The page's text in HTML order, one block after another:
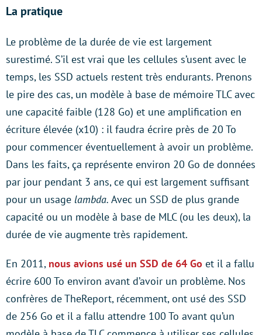
La pratique
Le problème de la durée de vie est largement
surestimé. S’il est vrai que les cellules s’usent avec le
temps, les SSD actuels restent très endurants. Prenons
le pire des cas, un modèle à base de mémoire TLC avec
une capacité faible (128 Go) et une amplification en
écriture élevée (x10) : il faudra écrire près de 20 To
pour commencer éventuellement à avoir un problème.
Dans les faits, ça représente environ 20 Go de données
par jour pendant 3 ans, ce qui est largement suffisant
pour un usage lambda. Avec un SSD de plus grande
capacité ou un modèle à base de MLC (ou les deux), la
durée de vie augmente très rapidement.
En 2011, nous avions usé un SSD de 64 Go et il a fallu
écrire 600 To environ avant d’avoir un problème. Nos
confrères de TheReport, récemment, ont usé des SSD
de 256 Go et il a fallu attendre 100 To avant qu’un